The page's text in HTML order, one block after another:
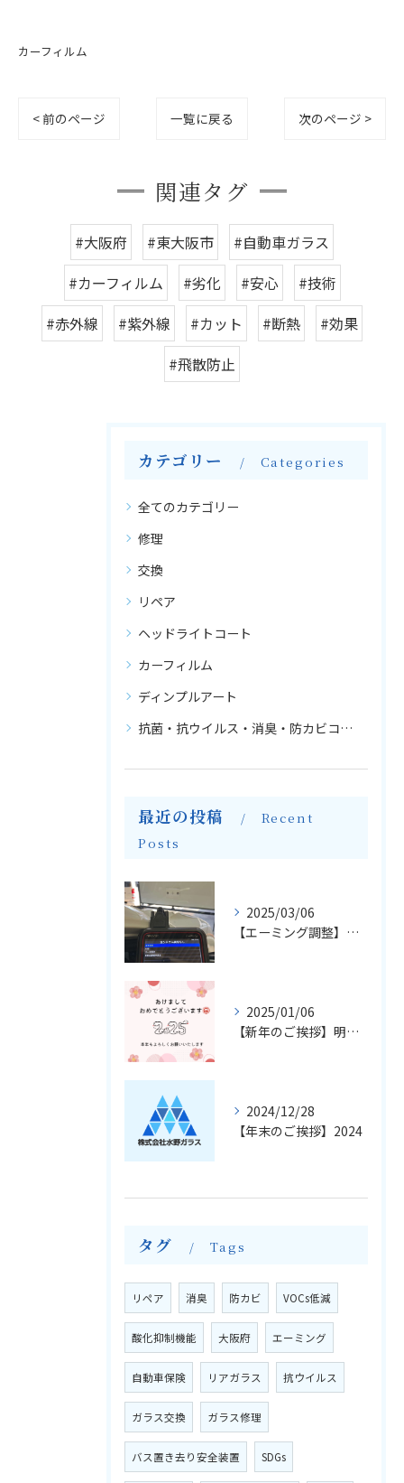
カーフィルム
< 前のページ 一覧に戻る 次のページ >
関連タグ
#大阪府 #東大阪市
#自動車ガラス
#カーフィルム
#劣化 #安心
#技術
#赤外線
#紫外線 #カット #断熱
#効果
#飛散防止
カテゴリー Categories
全てのカテゴリー
修理
交換
リペア
ヘッドライトコート
カーフィルム
ディンプルアート
抗菌・抗ウイルス・消臭・防カビコーティング
最近の投稿
Recent
Posts
2025/03/06
【エーミング調整】輸入車のフロントガラス交換とエーミングについて
2025/01/06
【新年のご挨拶】明けましておめでとうございます
2024/12/28
【年末のご挨拶】2024
タグ Tags
リペア 消臭 防カビ VOCs低減
酸化抑制機能 大阪府 エーミング
自動車保険 リアガラス 抗ウイルス
ガラス交換 ガラス修理
バス置き去り安全装置 SDGs